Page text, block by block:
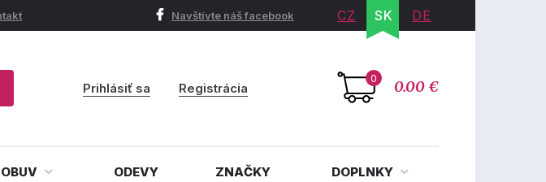
Navštívte náš facebook CZ SK DE
0 0.00 €
Prihlásiť sa Registrácia
ODEVY ZNAČKY DOPLNKY